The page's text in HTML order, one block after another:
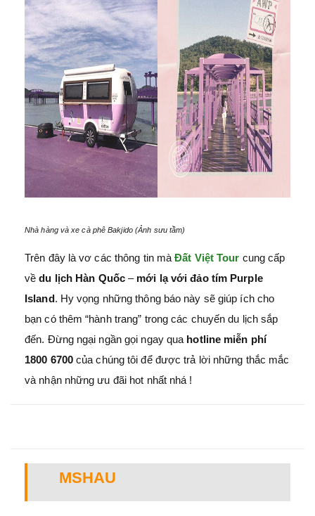
Nhà hàng và xe cà phê Bakjido (Ảnh sưu tầm)
Trên đây là vơ các thông tin mà Đất Việt Tour cung cấp
về du lịch Hàn Quốc – mới lạ với đảo tím Purple
Island. Hy vọng những thông báo này sẽ giúp ích cho
bạn có thêm “hành trang” trong các chuyến du lịch sắp
đến. Đừng ngại ngần gọi ngay qua hotline miễn phí
1800 6700 của chúng tôi để được trả lời những thắc mắc
và nhận những ưu đãi hot nhất nhá !
MSHAU